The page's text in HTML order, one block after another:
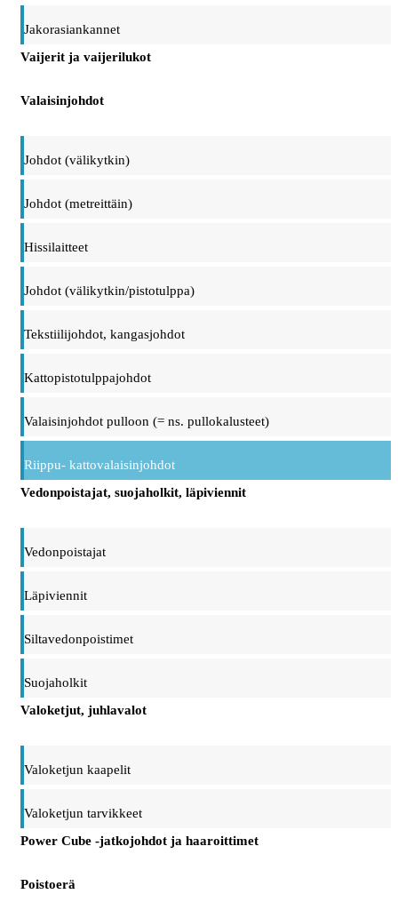
Jakorasiankannet
Vaijerit ja vaijerilukot
Valaisinjohdot
Johdot (välikytkin)
Johdot (metreittäin)
Hissilaitteet
Johdot (välikytkin/pistotulppa)
Tekstiilijohdot, kangasjohdot
Kattopistotulppajohdot
Valaisinjohdot pulloon (= ns. pullokalusteet)
Riippu- kattovalaisinjohdot
Vedonpoistajat, suojaholkit, läpiviennit
Vedonpoistajat
Läpiviennit
Siltavedonpoistimet
Suojaholkit
Valoketjut, juhlavalot
Valoketjun kaapelit
Valoketjun tarvikkeet
Power Cube -jatkojohdot ja haaroittimet
Poistoerä